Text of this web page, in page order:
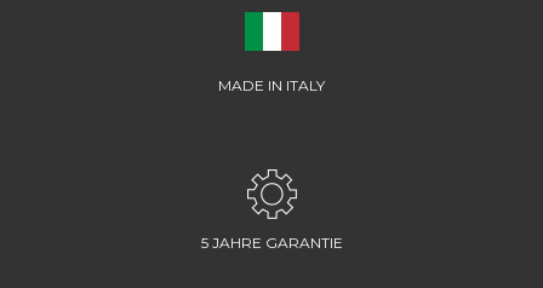
MADE IN ITALY
5 JAHRE GARANTIE